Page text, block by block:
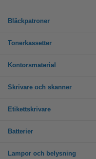
Bläckpatroner
Tonerkassetter
Kontorsmaterial
Skrivare och skanner
Etikettskrivare
Batterier
Lampor och belysning